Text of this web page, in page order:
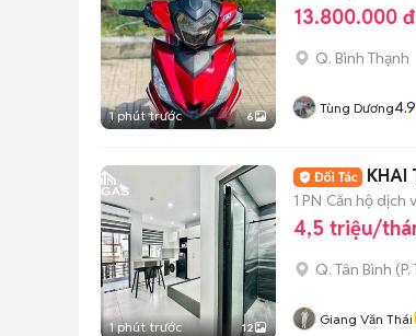
1 phút trước 6
13.800.000 đ
Q. Bình Thạnh
Tùng Dương4.9
1 phút trước 12
KHAI
1 PN Căn hộ dịch
4,5 triệu/
Q. Tân Bình (
Giang Văn Thái